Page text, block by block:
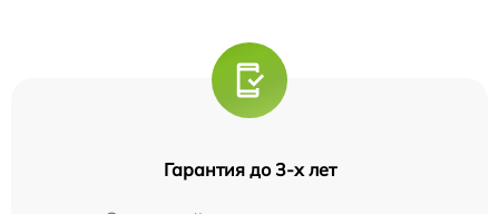
Гарантия до 3-х лет